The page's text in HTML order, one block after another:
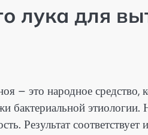
лука для
– это народное средство,
бактериальной
Результат